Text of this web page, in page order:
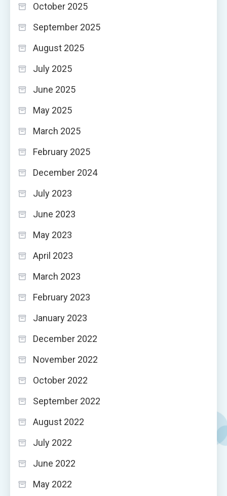
October 2025
September 2025
August 2025
July 2025
June 2025
May 2025
March 2025
February 2025
December 2024
July 2023
June 2023
May 2023
April 2023
March 2023
February 2023
January 2023
December 2022
November 2022
October 2022
September 2022
August 2022
July 2022
June 2022
May 2022